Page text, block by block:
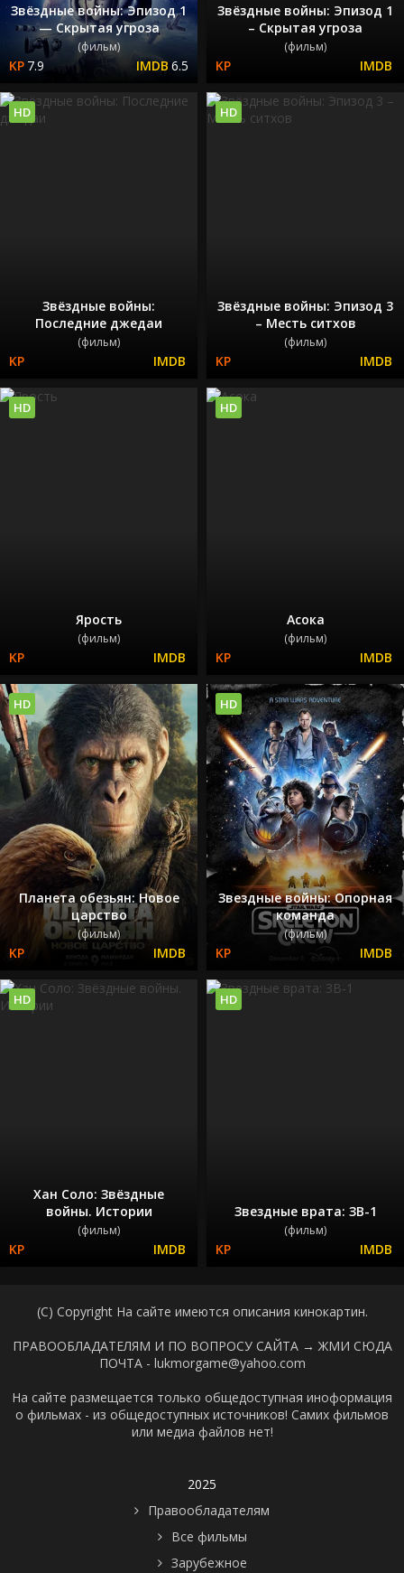
Звёздные войны: Эпизод 1
— Скрытая угроза
(фильм)
7.9 6.5
Звёздные войны: Эпизод 1
– Скрытая угроза
(фильм)
Звёздные войны:
Последние джедаи
(фильм)
HD
Звёздные войны: Эпизод 3
– Месть ситхов
(фильм)
HD
Ярость
(фильм)
HD
Асока
(фильм)
HD
Планета обезьян: Новое
царство
(фильм)
HD
Звездные войны: Опорная
команда
(фильм)
HD
Хан Соло: Звёздные
войны. Истории
(фильм)
HD
Звездные врата: ЗВ-1
(фильм)
HD
(C) Copyright На сайте имеются описания кинокартин.
ПРАВООБЛАДАТЕЛЯМ И ПО ВОПРОСУ САЙТА → ЖМИ СЮДА
ПОЧТА - lukmorgame@yahoo.com
На сайте размещается только общедоступная иноформация
о фильмах - из общедоступных источников! Самих фильмов
или медиа файлов нет!
2025
Правообладателям
Все фильмы
Зарубежное